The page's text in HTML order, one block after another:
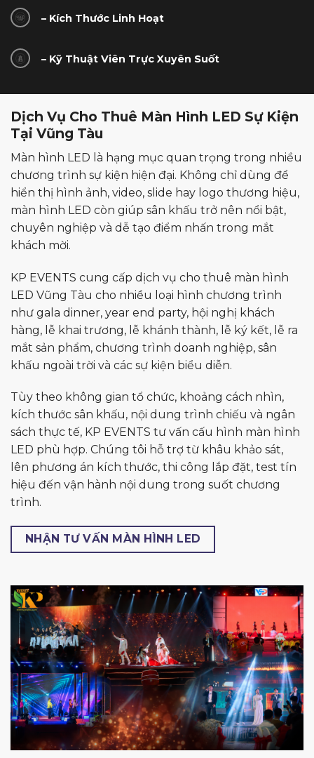
– Kích Thước Linh Hoạt
– Kỹ Thuật Viên Trực Xuyên Suốt
Dịch Vụ Cho Thuê Màn Hình LED Sự Kiện
Tại Vũng Tàu
Màn hình LED là hạng mục quan trọng trong nhiều
chương trình sự kiện hiện đại. Không chỉ dùng để
hiển thị hình ảnh, video, slide hay logo thương hiệu,
màn hình LED còn giúp sân khấu trở nên nổi bật,
chuyên nghiệp và dễ tạo điểm nhấn trong mắt
khách mời.
KP EVENTS cung cấp dịch vụ cho thuê màn hình
LED Vũng Tàu cho nhiều loại hình chương trình
như gala dinner, year end party, hội nghị khách
hàng, lễ khai trương, lễ khánh thành, lễ ký kết, lễ ra
mắt sản phẩm, chương trình doanh nghiệp, sân
khấu ngoài trời và các sự kiện biểu diễn.
Tùy theo không gian tổ chức, khoảng cách nhìn,
kích thước sân khấu, nội dung trình chiếu và ngân
sách thực tế, KP EVENTS tư vấn cấu hình màn hình
LED phù hợp. Chúng tôi hỗ trợ từ khâu khảo sát,
lên phương án kích thước, thi công lắp đặt, test tín
hiệu đến vận hành nội dung trong suốt chương
trình.
NHẬN TƯ VẤN MÀN HÌNH LED